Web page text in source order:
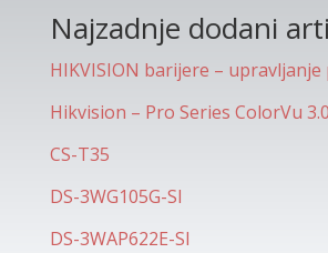
Najzadnje dodani
HIKVISION barijere –
Hikvision – Pro Series ColorVu 3.0
CS-T35
DS-3WG105G-SI
DS-3WAP622E-SI